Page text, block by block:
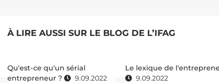
À LIRE AUSSI SUR LE BLOG DE L’IFAG
Qu'est-ce qu'un sérial
entrepreneur ?
9.09.2022
Le lexique de
9.09.2022